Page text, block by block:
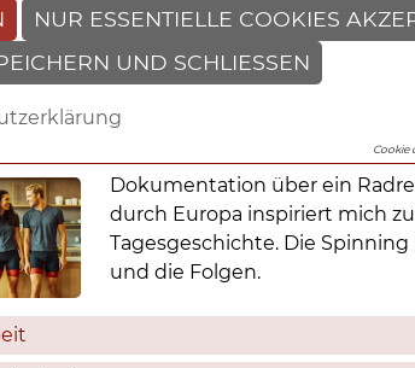
das
der Welt und die
Dokumentation über ein
durch Europa inspiriert mich
Tagesgeschichte. Die Spinning
und die Folgen.
NUR ESSENTIELLE COOKIES
UND SCHLIESSEN
Cookie